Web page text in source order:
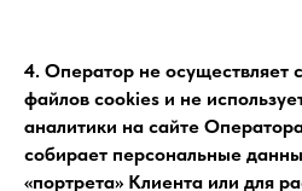
4. Оператор не осуществляет
файлов cookies и не
аналитики на сайте
собирает персональные
«портрета» Клиента или для